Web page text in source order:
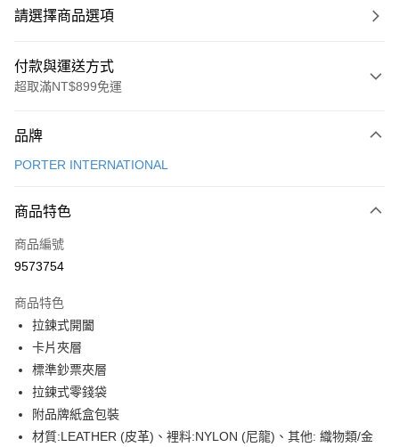
請選擇商品選項
付款與運送方式
超取滿NT$899免運
信用卡一次付款
6 期 0 利率 每期
合作金庫商業銀行
上海商業儲蓄銀行
臺灣中小企業銀行
匯豐（台灣）商業銀行
聯邦商業銀行
元大商業銀行
玉山商業銀行
台灣樂天信用卡公司
LINE Pay
Apple Pay
街口支付
悠遊付
Google Pay
全盈+PAY
大哥付你分期
品牌
PORTER INTERNATIONAL
商品特色
商品編號
9573754
商品特色
拉鍊式開闔
卡片夾層
標準鈔票夾層
拉鍊式零錢袋
附品牌紙盒包裝
材質:LEATHER (皮革)、裡料:NYLON (尼龍)、其他: 織物類/金